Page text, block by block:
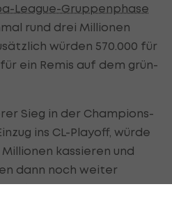
League-Gruppenphase
rund drei Millionen
würden 570.000 für
ein Remis auf dem grün-
Sieg in der Champions-
ins CL-Playoff, würde
kassieren und
dann noch weiter
hilft in dieser